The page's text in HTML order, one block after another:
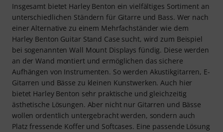
Insgesamt bietet Harley Benton ein vielfältiges Sortiment an
unterschiedlichen Ständern für Gitarre und Bass. Wer nach
einer Alternative zu einem Mehrfachständer wie dem
Harley Benton Guitar Stand Case sucht, wird zum Beispiel
bei sogenannten Wall Mount Displays fündig. Diese werden
an der Wand montiert und ermöglichen das sichere
Aufhängen von Instrumenten. So werden Akustikgitarren, E-
Gitarren und Bässe zu kleinen Kunstwerken. Auch hier
bietet Harley Benton sehr praktische und gleichzeitig
ästhetische Lösungen. Aber nicht nur Gitarren und Bässe
wollen ordentlich untergebracht werden, sondern auch
Platz fressende Koffer und Softcases. Eine passende Lösung